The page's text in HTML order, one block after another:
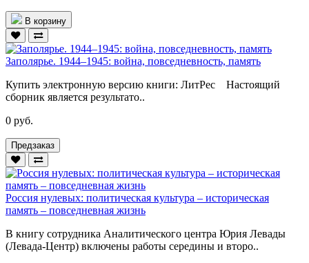
В корзину
Заполярье. 1944–1945: война, повседневность, память
Купить электронную версию книги: ЛитРес Настоящий
сборник является результато..
0 руб.
Предзаказ
Россия нулевых: политическая культура – историческая
память – повседневная жизнь
В книгу сотрудника Аналитического центра Юрия Левады
(Левада-Центр) включены работы середины и второ..